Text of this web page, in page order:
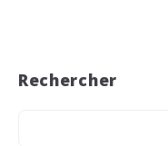
Rechercher